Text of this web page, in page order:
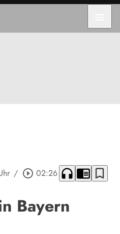
/ play_circle_outline 02:26 headphones chrome_reader_mode bookmark_border
Bayern